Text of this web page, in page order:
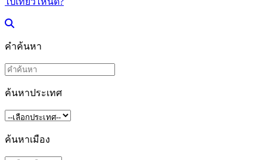
คำค้นหา
ค้นหาประเทศ
ค้นหาเมือง